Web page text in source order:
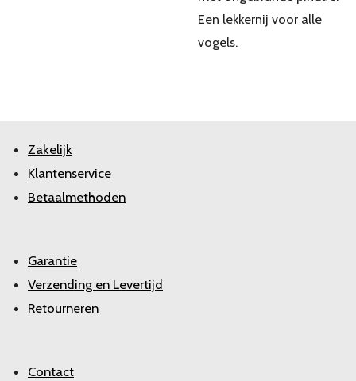
Een lekkernij voor alle
vogels.
Zakelijk
Klantenservice
Betaalmethoden
Garantie
Verzending en Levertijd
Retourneren
Contact